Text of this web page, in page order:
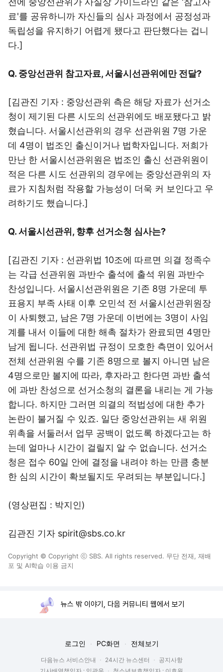
료'를 공유하니까 자신들의 심사 과정에서 공정성과
독립성을 유지하기 어렵게 됐다고 판단했다는 겁니
다.]
Q. 중앙선관위 참고자료, 서울시선관위에만 전달?
[김관진 기자 : 중앙선관위 측은 해당 자료가 선거소
청이 제기된 다른 시도의 선관위에도 배포됐다고 밝
혔습니다. 서울시선관위의 경우 선관위원 7명 가운
데 4명이 법조인 출신이거나 법학자입니다. 저희가
만난 한 서울시선관위원은 법조인 출신 선관위원이
적은 다른 시도 선관위의 경우에는 중앙선관위의 자
료가 지침처럼 작용할 가능성이 더욱 커 보인다고 우
려하기도 했습니다.]
Q. 서울시선관위, 향후 선거소청 심사는?
[김관진 기자 : 선관위법 10조에 따르면 의결 정족수
는 각급 선관위원 과반수 출석에 출석 위원 과반수
찬성입니다. 서울시선관위원은 기존 8명 가운데 투
표용지 부족 사태 이후 오민석 전 서울시선관위원장
이 사퇴했고, 남은 7명 가운데 이번에는 3명이 사임
계를 내서 이들에 대한 해촉 절차가 완료되면 4명만
남게 됩니다. 선관위법 규정이 모호한 측면이 있어서
전체 선관위원 수를 기존 8명으로 볼지 아니면 남은
4명으로만 볼지에 따라, 후자라고 한다면 과반 출석
에 과반 찬성으로 선거소청의 결론을 내리는 게 가능
합니다. 하지만 그러면 의결의 적법성에 대한 추가
논란이 불거질 수 있죠. 일단 중앙선관위는 새 위원
위촉을 서둘러서 업무 공백이 없도록 하겠다고는 하
는데 얼마나 시간이 걸릴지 알 수 없습니다. 선거소
청은 접수 60일 안에 결정을 내려야 하는 만큼 충분
한 심의 시간이 확보될지도 우려되는 부분입니다.]
(영상편집 : 박지인)
김관진 기자 spirit@sbs.co.kr
Copyright © Copyright ⓒ SBS. All rights reserved. 무단 전재, 재배
포 및 AI학습 이용 금지
뉴스 밖 이야기, 다음 커뮤니티 웹에서 보기
로그인 PC화면 전체보기
다음뉴스 서비스안내 24시간 뉴스센터
공지사항